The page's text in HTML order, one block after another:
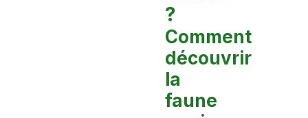
?
Comment
découvrir
la
faune